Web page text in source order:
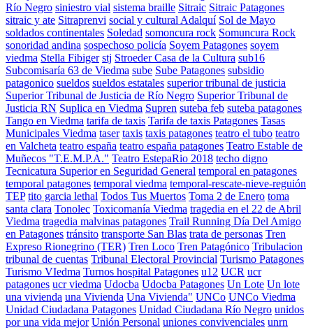
Río Negro siniestro vial sistema braille Sitraic Sitraic Patagones
sitraic y ate Sitraprenvi social y cultural Adalquí Sol de Mayo
soldados continentales Soledad somoncura rock Somuncura Rock
sonoridad andina sospechoso policía Soyem Patagones soyem
viedma Stella Fibiger stj Stroeder Casa de la Cultura sub16
Subcomisaría 63 de Viedma sube Sube Patagones subsidio
patagonico sueldos sueldos estatales superior tribunal de justicia
Superior Tribunal de Justicia de Río Negro Superior Tribunal de
Justicia RN Suplica en Viedma Supren suteba feb suteba patagones
Tango en Viedma tarifa de taxis Tarifa de taxis Patagones Tasas
Municipales Viedma taser taxis taxis patagones teatro el tubo teatro
en Valcheta teatro españa teatro españa patagones Teatro Estable de
Muñecos "T.E.M.P.A." Teatro EstepaRio 2018 techo digno
Tecnicatura Superior en Seguridad General temporal en patagones
temporal patagones temporal viedma temporal-rescate-nieve-reguión
TEP tito garcia lethal Todos Tus Muertos Toma 2 de Enero toma
santa clara Tonolec Toxicomanía Viedma tragedia en el 22 de Abril
Viedma tragedia malvinas patagones Trail Running Día Del Amigo
en Patagones tránsito transporte San Blas trata de personas Tren
Expreso Rionegrino (TER) Tren Loco Tren Patagónico Tribulacion
tribunal de cuentas Tribunal Electoral Provincial Turismo Patagones
Turismo VIedma Turnos hospital Patagones u12 UCR ucr
patagones ucr viedma Udocba Udocba Patagones Un Lote Un lote
una vivienda una Vivienda Una Vivienda" UNCo UNCo Viedma
Unidad Ciudadana Patagones Unidad Ciudadana Río Negro unidos
por una vida mejor Unión Personal uniones convivenciales unrn